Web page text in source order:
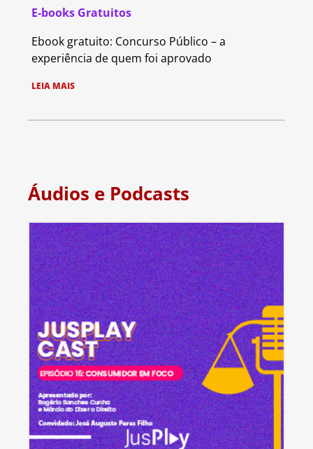
E-books Gratuitos
Ebook gratuito: Concurso Público – a
experiência de quem foi aprovado
LEIA MAIS
Áudios e Podcasts